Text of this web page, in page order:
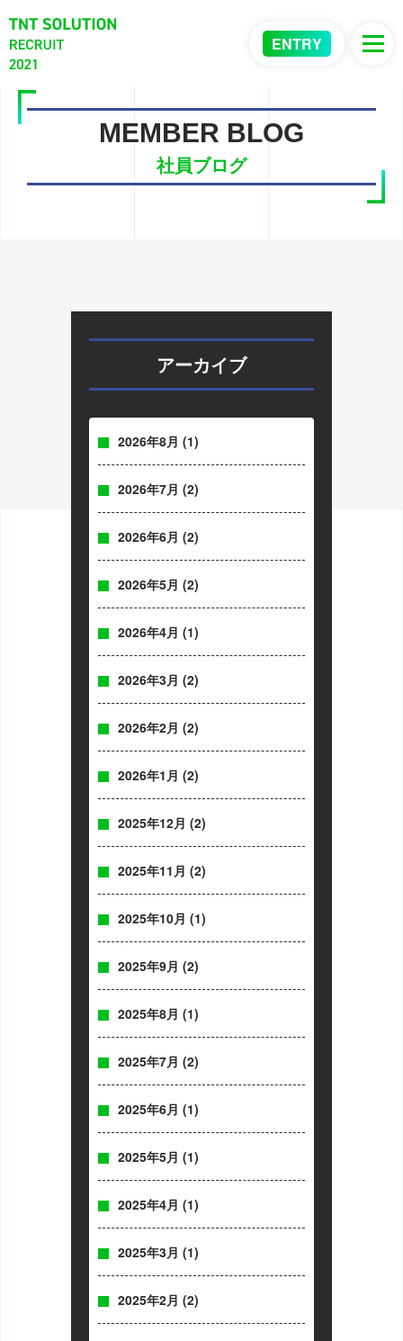
ENTRY
MEMBER BLOG
社員ブログ
アーカイブ
2026年8月 (1)
2026年7月 (2)
2026年6月 (2)
2026年5月 (2)
2026年4月 (1)
2026年3月 (2)
2026年2月 (2)
2026年1月 (2)
2025年12月 (2)
2025年11月 (2)
2025年10月 (1)
2025年9月 (2)
2025年8月 (1)
2025年7月 (2)
2025年6月 (1)
2025年5月 (1)
2025年4月 (1)
2025年3月 (1)
2025年2月 (2)